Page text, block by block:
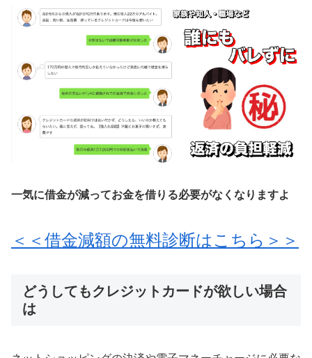
一気に借金が減ってお金を借りる必要がなくなりますよ
＜＜借金減額の無料診断はこちら＞＞
どうしてもクレジットカードが欲しい場合
は